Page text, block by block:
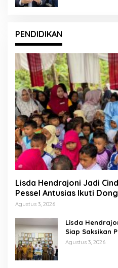
PENDIDIKAN
Lisda Hendrajoni Jadi
Pessel Antusias Ikuti
Agustus 3, 2026
Lisda
Siap Saksikan
Pilar di Jakarta
Agustus 3, 2026